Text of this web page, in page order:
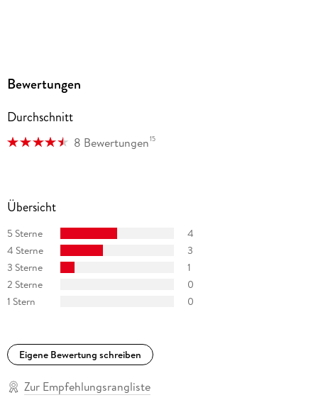
Bewertungen
Durchschnitt
8 Bewertungen15
Übersicht
5 Sterne
4
4 Sterne
3
3 Sterne
1
2 Sterne
0
1 Stern
0
Eigene Bewertung schreiben
Zur Empfehlungsrangliste